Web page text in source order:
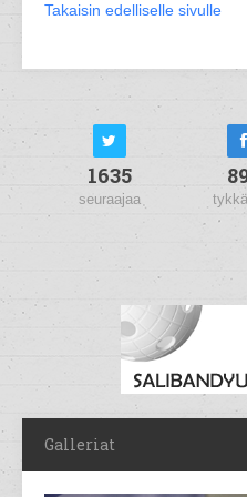
Takaisin edelliselle sivulle
1635
seuraajaa
Galleriat